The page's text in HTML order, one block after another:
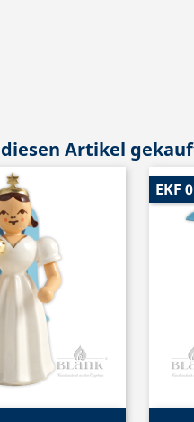
Artikel
EKF